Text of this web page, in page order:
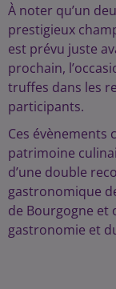
À noter qu’un
prestigieux
est prévu juste
prochain,
truffes dans les
participants.
Ces évènements
patrimoine
d’une double
gastronomique
de Bourgogne et
gastronomie et